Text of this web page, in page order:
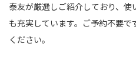
泰友が厳選しご紹介しており、
も充実しています。ご予約不要
ください。